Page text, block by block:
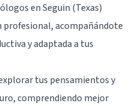
en Seguin (Texas)
acompañándote
y adaptada a tus
tus pensamientos y
comprendiendo mejor